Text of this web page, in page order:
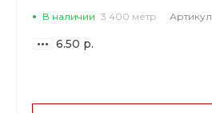
В наличии 3 400 метр Артикул
6.50 р.